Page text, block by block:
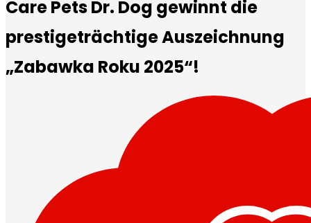
Care Pets Dr. Dog gewinnt die
prestigeträchtige Auszeichnung
„Zabawka Roku 2025“!